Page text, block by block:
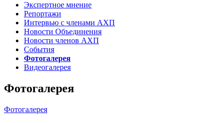
Экспертное мнение
Репортажи
Интервью с членами АХП
Новости Объединения
Новости членов АХП
События
Фотогалерея
Видеогалерея
Фотогалерея
Фотогалерея